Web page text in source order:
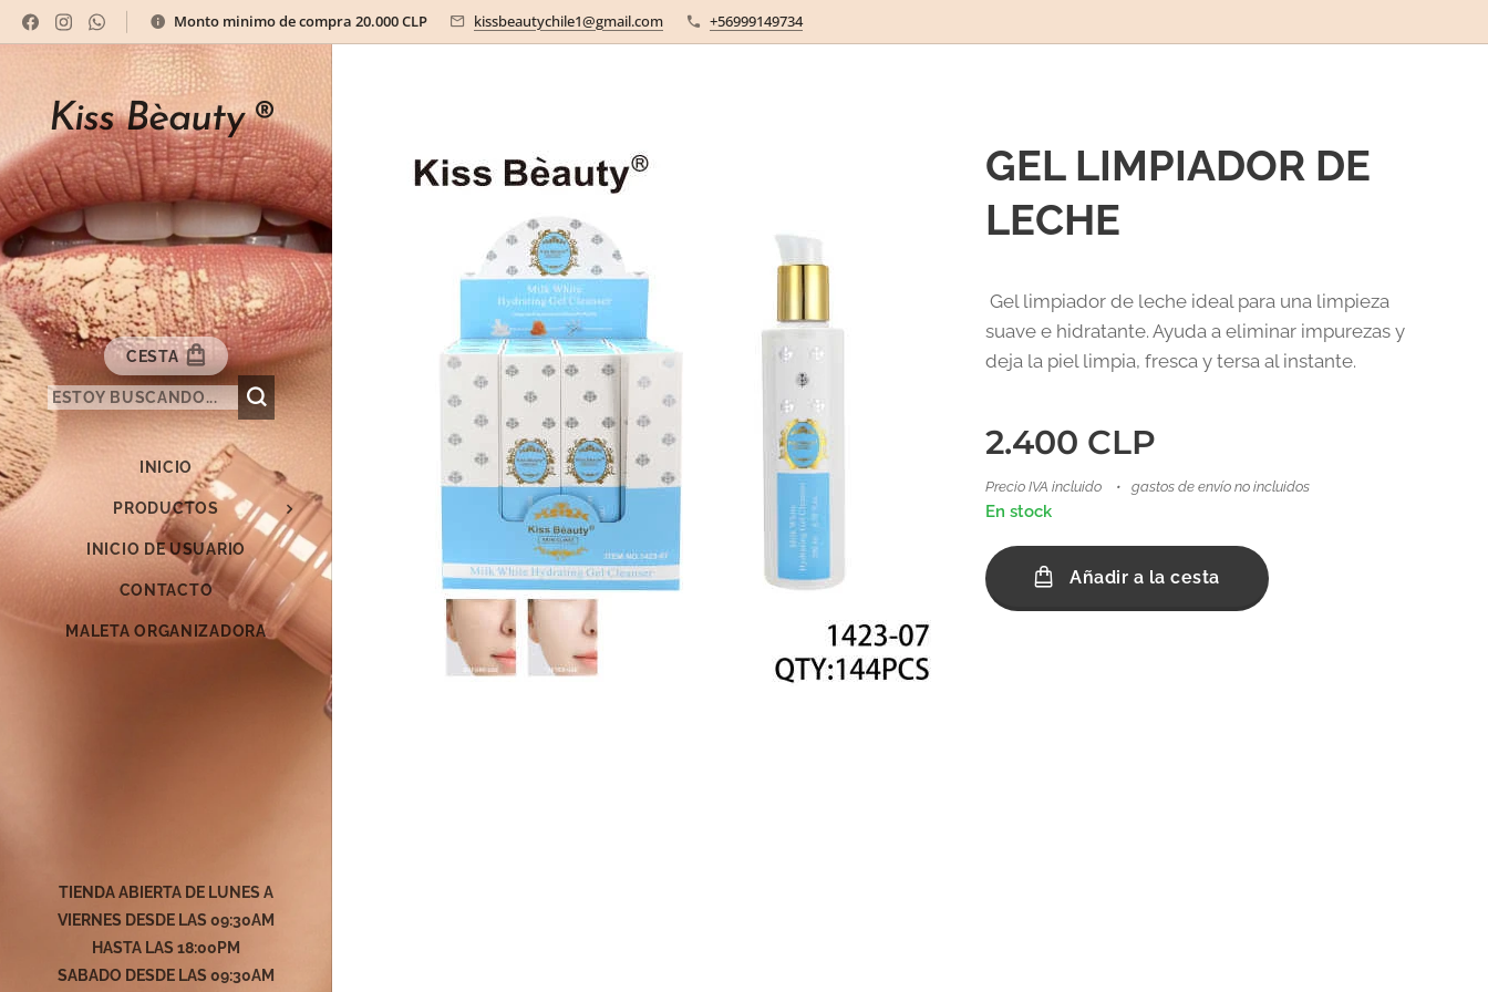
Monto minimo de compra 20.000 CLP kissbeautychile1@gmail.com +56999149734
Kiss Bèauty®
CESTA
INICIO
PRODUCTOS
INICIO DE USUARIO
CONTACTO
MALETA ORGANIZADORA
GEL LIMPIADOR DE
LECHE
Gel limpiador de leche ideal para una limpieza
suave e hidratante. Ayuda a eliminar impurezas y
deja la piel limpia, fresca y tersa al instante.
2.400 CLP
Precio IVA incluido gastos de envío no incluidos
En stock
Añadir a la cesta
TIENDA ABIERTA DE LUNES A
VIERNES DESDE LAS 09:30AM
HASTA LAS 18:00PM
SABADO DESDE LAS 09:30AM